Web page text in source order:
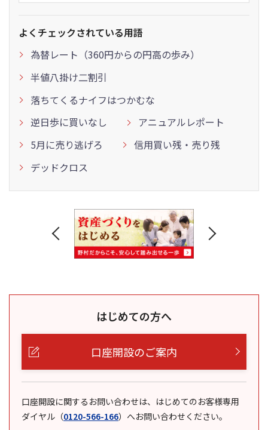
よくチェックされている用語
為替レート（360円からの円高の歩み）
半値八掛け二割引
落ちてくるナイフはつかむな
逆日歩に買いなし
アニュアルレポート
5月に売り逃げろ
信用買い残・売り残
デッドクロス
はじめての方へ
口座開設のご案内
口座開設に関するお問い合わせは、はじめてのお客様専用
ダイヤル （0120-566-166） へお問い合わせください。